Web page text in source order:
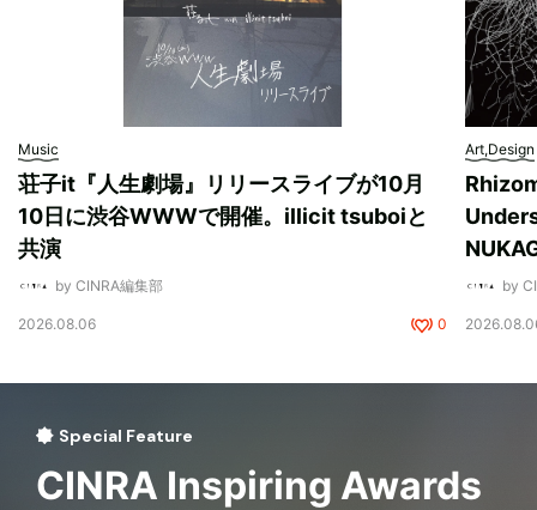
Music
荘子it『人生劇場』リリースライブが10月
10日に渋谷WWWで開催。illicit tsuboiと
共演
by CINRA編集部
2026.08.06 0
Art,Design
by
Special Feature
CINRA Inspiring Awards